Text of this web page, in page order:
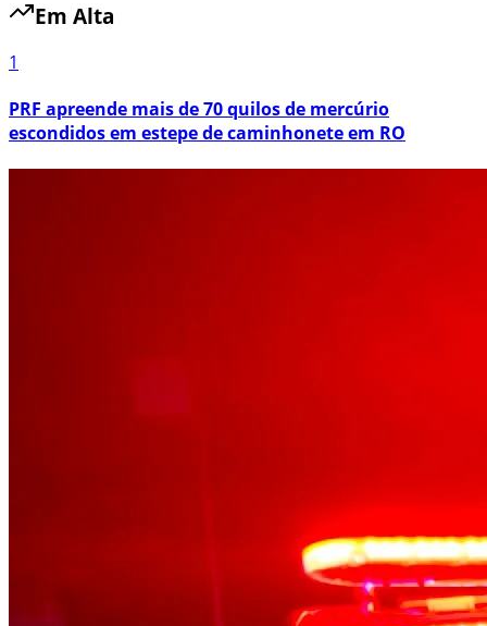
Em Alta
1
PRF apreende mais de 70 quilos de mercúrio
escondidos em estepe de caminhonete em RO